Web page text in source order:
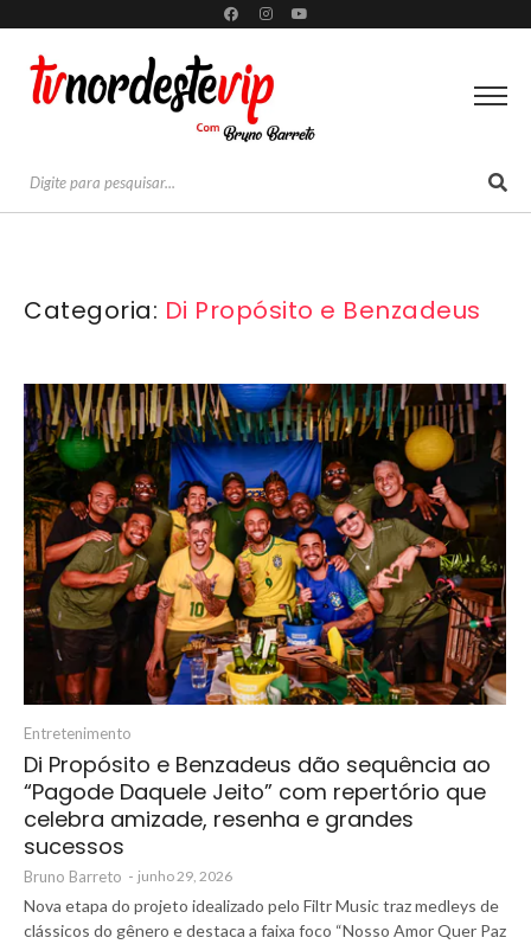
Categoria: Di Propósito e Benzadeus
Entretenimento
Di Propósito e Benzadeus dão sequência ao
“Pagode Daquele Jeito” com repertório que
celebra amizade, resenha e grandes
sucessos
Bruno Barreto - junho 29, 2026
Nova etapa do projeto idealizado pelo Filtr Music traz medleys de
clássicos do gênero e destaca a faixa foco “Nosso Amor Quer Paz